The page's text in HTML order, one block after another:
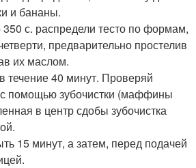
и бананы.
350 с. распредели тесто по формам,
предварительно простелив
их маслом.
40 минут. Проверяй
с помощью зубочистки (маффины
в центр сдобы зубочистка
15 минут, а затем, перед подачей